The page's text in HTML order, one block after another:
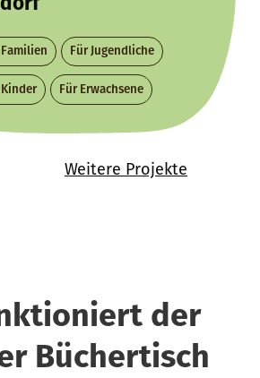
Für Jugendliche
Für Erwachsene
Weitere Projekte
der
Büchertisch